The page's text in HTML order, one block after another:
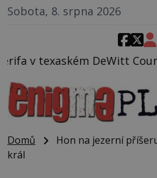
Sobota, 8. srpna 2026
pořizuje video, na
Domů
Hon na jezerní
král